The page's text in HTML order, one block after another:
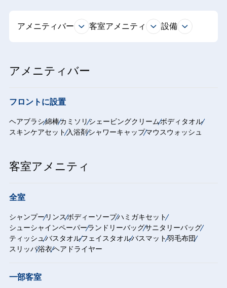
アメニティバー 客室アメニティ 設備
アメニティバー
フロントに設置
ヘアブラシ綿棒カミソリシェービングクリームボディタオル
スキンケアセット入浴剤シャワーキャップマウスウォッシュ
客室アメニティ
全室
シャンプーリンスボディーソープハミガキセット
シューシャインペーパーランドリーバッグサニタリーバッグ
ティッシュバスタオルフェイスタオルバスマット羽毛布団
スリッパ浴衣ヘアドライヤー
一部客室